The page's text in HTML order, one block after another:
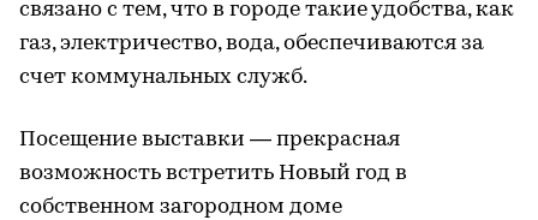
связано с тем, что в городе такие удобства, как
газ, электричество, вода, обеспечиваются за
счет коммунальных служб.
Посещение выставки — прекрасная
возможность встретить Новый год в
собственном загородном доме